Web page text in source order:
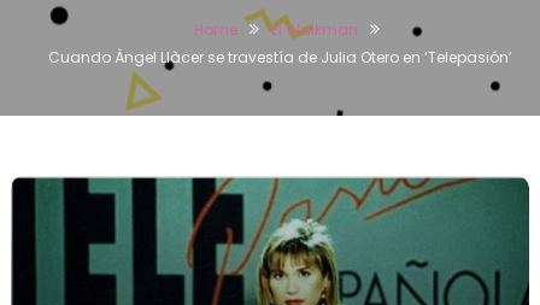
Home
El Walkman
Cuando Àngel Llàcer se travestía de Julia Otero en ‘Telepasión’